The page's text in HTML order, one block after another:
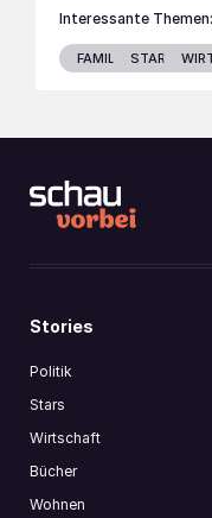
Interessante Themen:
FAMILIE STARS
Stories
Politik
Stars
Wirtschaft
Bücher
Wohnen